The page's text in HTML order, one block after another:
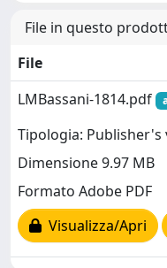
File in questo
File
LMBassani-1814.pdf
Tipologia: Publisher's
Dimensione 9.97 MB
Formato Adobe PDF
Visualizza/Apri